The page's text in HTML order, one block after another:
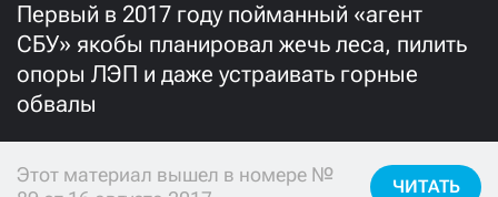
Первый в 2017 году пойманный «агент
СБУ» якобы планировал жечь леса, пилить
опоры ЛЭП и даже устраивать горные
обвалы
Этот материал вышел в номере №
ЧИТАТЬ
500 300
я принимаю условия и подтверждаю свое гражданство РФ